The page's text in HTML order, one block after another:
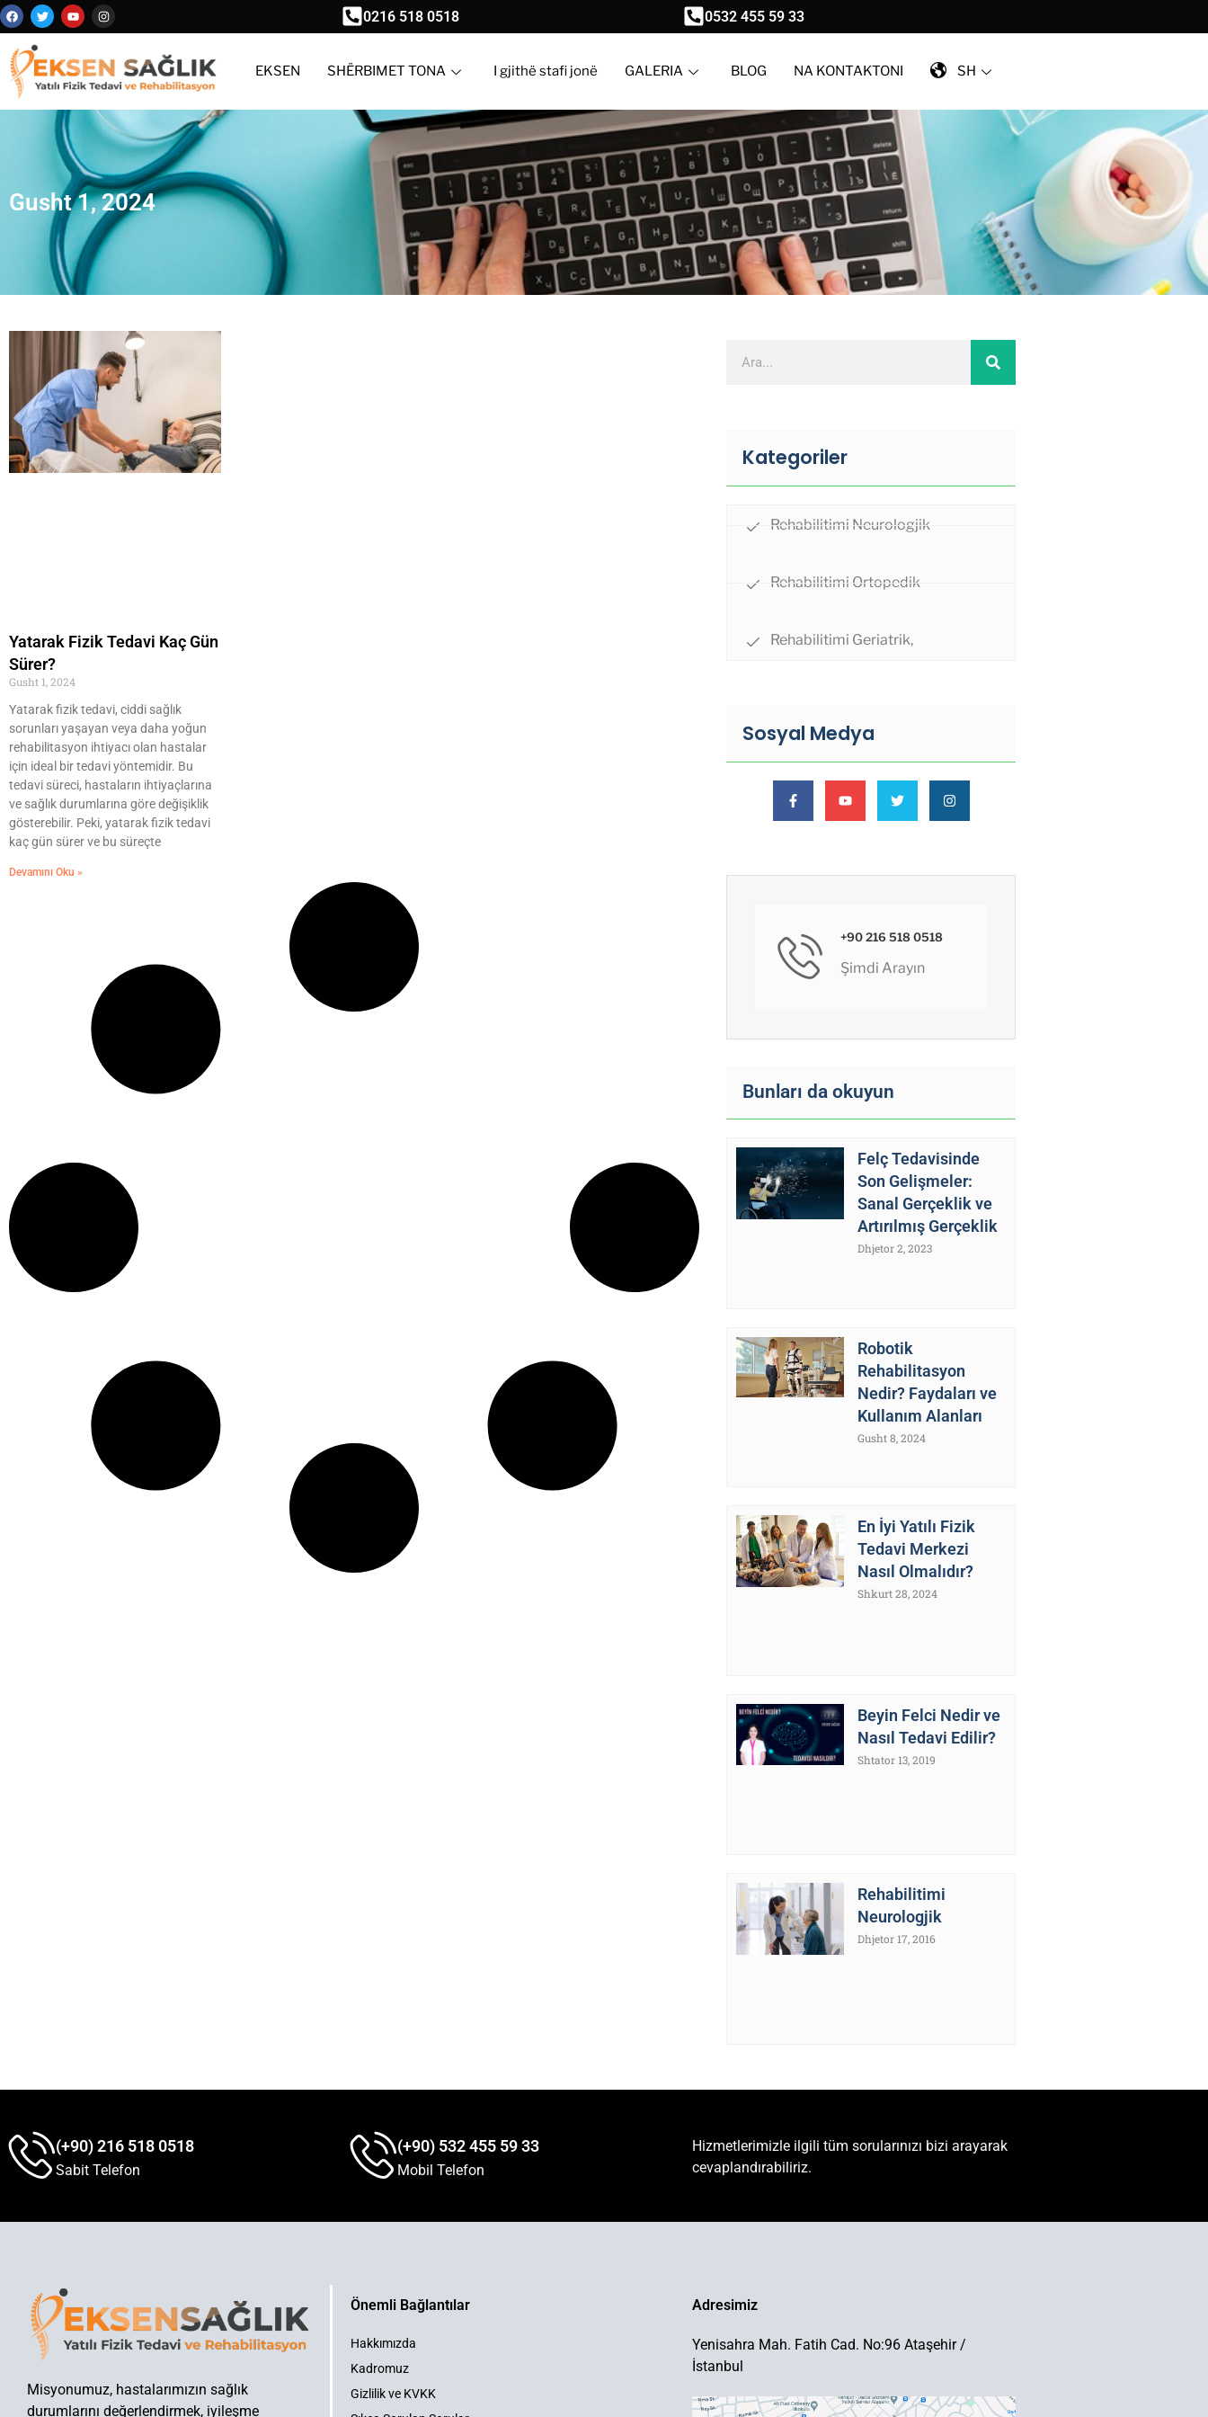
0216 518 0518 0532 455 59 33
EKSEN SHËRBIMET TONA I gjithë stafi jonë GALERIA BLOG NA KONTAKTONI SH
Gusht 1, 2024
Yatarak Fizik Tedavi Kaç Gün
Sürer?
Gusht 1, 2024
Yatarak fizik tedavi, ciddi sağlık
sorunları yaşayan veya daha yoğun
rehabilitasyon ihtiyacı olan hastalar
için ideal bir tedavi yöntemidir. Bu
tedavi süreci, hastaların ihtiyaçlarına
ve sağlık durumlarına göre değişiklik
gösterebilir. Peki, yatarak fizik tedavi
kaç gün sürer ve bu süreçte
Devamını Oku »
Kategoriler
Rehabilitimi Neurologjik
Rehabilitimi Ortopedik
Rehabilitimi Geriatrik,
Sosyal Medya
+90 216 518 0518
Şimdi Arayın
Bunları da okuyun
Felç Tedavisinde
Son Gelişmeler:
Sanal Gerçeklik ve
Artırılmış Gerçeklik
Dhjetor 2, 2023
Robotik
Rehabilitasyon
Nedir? Faydaları ve
Kullanım Alanları
Gusht 8, 2024
En İyi Yatılı Fizik
Tedavi Merkezi
Nasıl Olmalıdır?
Shkurt 28, 2024
Beyin Felci Nedir ve
Nasıl Tedavi Edilir?
Shtator 13, 2019
Rehabilitimi
Neurologjik
Dhjetor 17, 2016
(+90) 216 518 0518
Sabit Telefon
(+90) 532 455 59 33
Mobil Telefon
Hizmetlerimizle ilgili tüm sorularınızı bizi arayarak
cevaplandırabiliriz.
Misyonumuz, hastalarımızın sağlık
durumlarını değerlendirmek, iyileşme
Önemli Bağlantılar
Hakkımızda
Kadromuz
Gizlilik ve KVKK
Adresimiz
Yenisahra Mah. Fatih Cad. No:96 Ataşehir /
İstanbul